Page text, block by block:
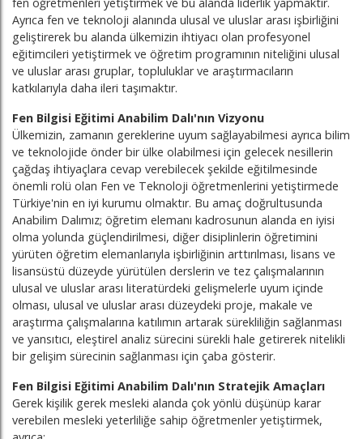
Ayrıca fen ve teknoloji alanında ulusal ve uluslar arası işbirliğini
geliştirerek bu alanda ülkemizin ihtiyacı olan profesyonel
eğitimcileri yetiştirmek ve öğretim programının niteliğini ulusal
ve uluslar arası gruplar, topluluklar ve araştırmacıların
katkılarıyla daha ileri taşımaktır.
Fen Bilgisi Eğitimi Anabilim Dalı'nın Vizyonu
Ülkemizin, zamanın gereklerine uyum sağlayabilmesi ayrıca bilim
ve teknolojide önder bir ülke olabilmesi için gelecek nesillerin
çağdaş ihtiyaçlara cevap verebilecek şekilde eğitilmesinde
önemli rolü olan Fen ve Teknoloji öğretmenlerini yetiştirmede
Türkiye'nin en iyi kurumu olmaktır. Bu amaç doğrultusunda
Anabilim Dalımız; öğretim elemanı kadrosunun alanda en iyisi
olma yolunda güçlendirilmesi, diğer disiplinlerin öğretimini
yürüten öğretim elemanlarıyla işbirliğinin arttırılması, lisans ve
lisansüstü düzeyde yürütülen derslerin ve tez çalışmalarının
ulusal ve uluslar arası literatürdeki gelişmelerle uyum içinde
olması, ulusal ve uluslar arası düzeydeki proje, makale ve
araştırma çalışmalarına katılımın artarak sürekliliğin sağlanması
ve yansıtıcı, eleştirel analiz sürecini sürekli hale getirerek nitelikli
bir gelişim sürecinin sağlanması için çaba gösterir.
Fen Bilgisi Eğitimi Anabilim Dalı'nın Stratejik Amaçları
Gerek kişilik gerek mesleki alanda çok yönlü düşünüp karar
verebilen mesleki yeterliliğe sahip öğretmenler yetiştirmek,